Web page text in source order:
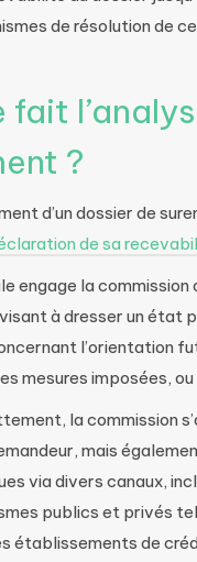
de résolution de
fait
?
d’un dossier de
de sa
engage la commission
à dresser un
l’orientation
mesures imposées,
la commission
mais
via divers canaux,
publics et privés
établissements de